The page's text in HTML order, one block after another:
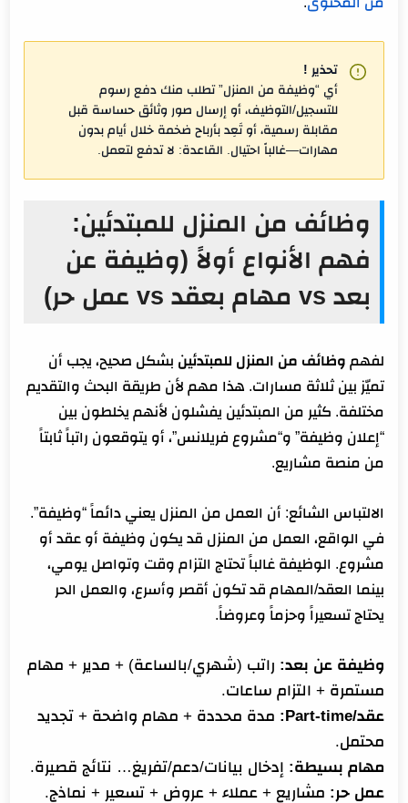
تحذير !
أي “وظيفة من المنزل” تطلب منك دفع رسوم
للتسجيل/التوظيف، أو إرسال صور وثائق حساسة قبل
مقابلة رسمية، أو تَعِد بأرباح ضخمة خلال أيام بدون
مهارات—غالباً احتيال. القاعدة: لا تدفع لتعمل.
وظائف من المنزل للمبتدئين:
فهم الأنواع أولاً (وظيفة عن
بعد vs مهام بعقد vs عمل حر)
لفهم وظائف من المنزل للمبتدئين بشكل صحيح، يجب أن
تميّز بين ثلاثة مسارات. هذا مهم لأن طريقة البحث والتقديم
مختلفة. كثير من المبتدئين يفشلون لأنهم يخلطون بين
“إعلان وظيفة” و“مشروع فريلانس”، أو يتوقعون راتباً ثابتاً
من منصة مشاريع.
الالتباس الشائع: أن العمل من المنزل يعني دائماً “وظيفة”.
في الواقع، العمل من المنزل قد يكون وظيفة أو عقد أو
مشروع. الوظيفة غالباً تحتاج التزام وقت وتواصل يومي،
بينما العقد/المهام قد تكون أقصر وأسرع، والعمل الحر
يحتاج تسعيراً وحزماً وعروضاً.
وظيفة عن بعد: راتب (شهري/بالساعة) + مدير + مهام
مستمرة + التزام ساعات.
عقد/Part-time:
مدة محددة + مهام واضحة + تجديد
محتمل.
مهام بسيطة: إدخال بيانات/دعم/تفريغ… نتائج قصيرة.
عمل حر: مشاريع + عملاء + عروض + تسعير + نماذج.